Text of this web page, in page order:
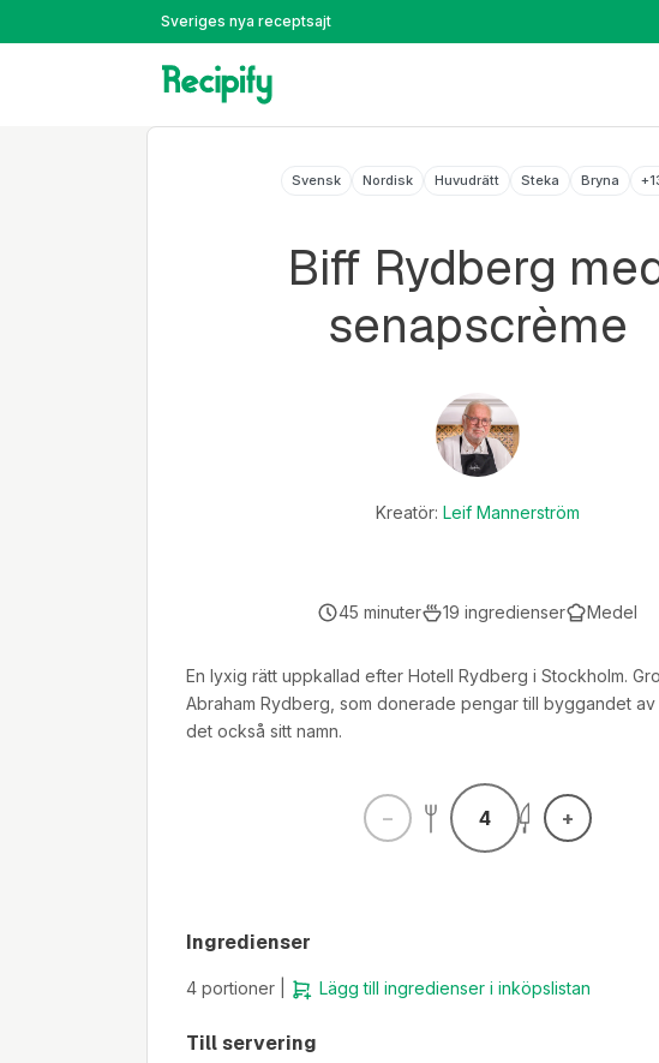
Sveriges nya receptsajt
Svensk Nordisk Huvudrätt Steka Bryna +
Biff Rydberg
senapscrème
Kreatör: Leif Mannerström
45 minuter 19 ingredienser Medel
En lyxig rätt uppkallad efter Hotell Rydberg i Stockholm.
Abraham Rydberg, som donerade pengar till byggandet
det också sitt namn.
4
Ingredienser
4 portioner | Lägg till ingredienser i inköpslistan
Till servering